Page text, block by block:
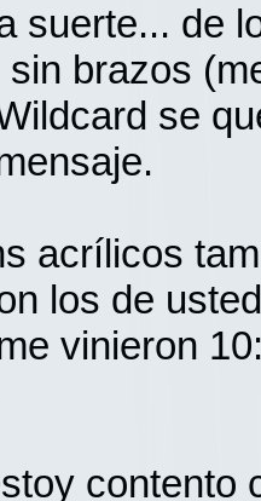
suerte... de
sin brazos
se
acrílicos
los de
vinieron
contento